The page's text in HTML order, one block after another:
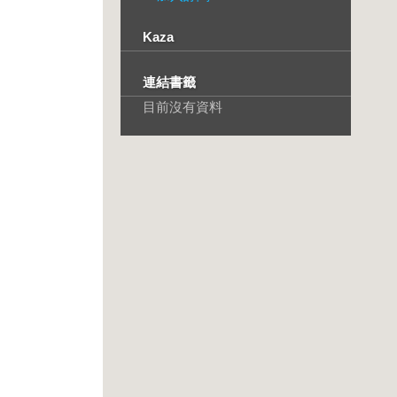
Kaza
連結書籤
目前沒有資料